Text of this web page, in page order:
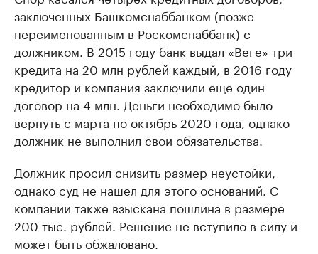
заключенных Башкомснаббанком (позже
переименованным в Роскомснаббанк) с
должником. В 2015 году банк выдал «Веге» три
кредита на 20 млн рублей каждый, в 2016 году
кредитор и компания заключили еще один
договор на 4 млн. Деньги необходимо было
вернуть с марта по октябрь 2020 года, однако
должник не выполнил свои обязательства.
Должник просил снизить размер неустойки,
однако суд не нашел для этого оснований. С
компании также взыскана пошлина в размере
200 тыс. рублей. Решение не вступило в силу и
может быть обжаловано.